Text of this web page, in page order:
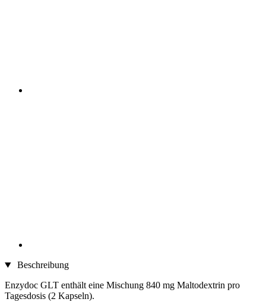
Beschreibung
Enzydoc GLT enthält eine Mischung 840 mg Maltodextrin pro
Tagesdosis (2 Kapseln).